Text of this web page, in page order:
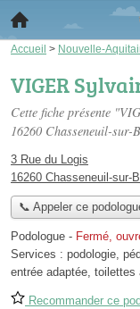
Accueil > Nouvelle-
VIGER
Cette fiche présente
16260 Chasseneuil-sur-
3 Rue du Logis
16260 Chasseneuil-sur-
📞 Appeler ce
Podologue - Fermé,
Services : podologie,
entrée adaptée, toilettes
Recommander ce